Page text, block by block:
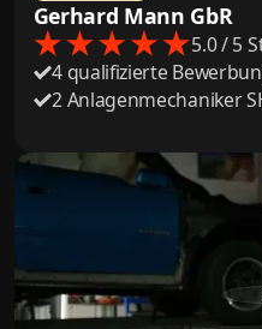
Gerhard Mann GbR
5.0 / 5
4 qualifizierte
2 Anlagenmechaniker